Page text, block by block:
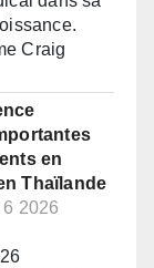
Craig
en
Thaïlande
2026